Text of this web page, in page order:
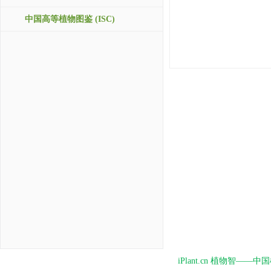
中国高等植物图鉴 (ISC)
iPlant.cn 植物智——中国